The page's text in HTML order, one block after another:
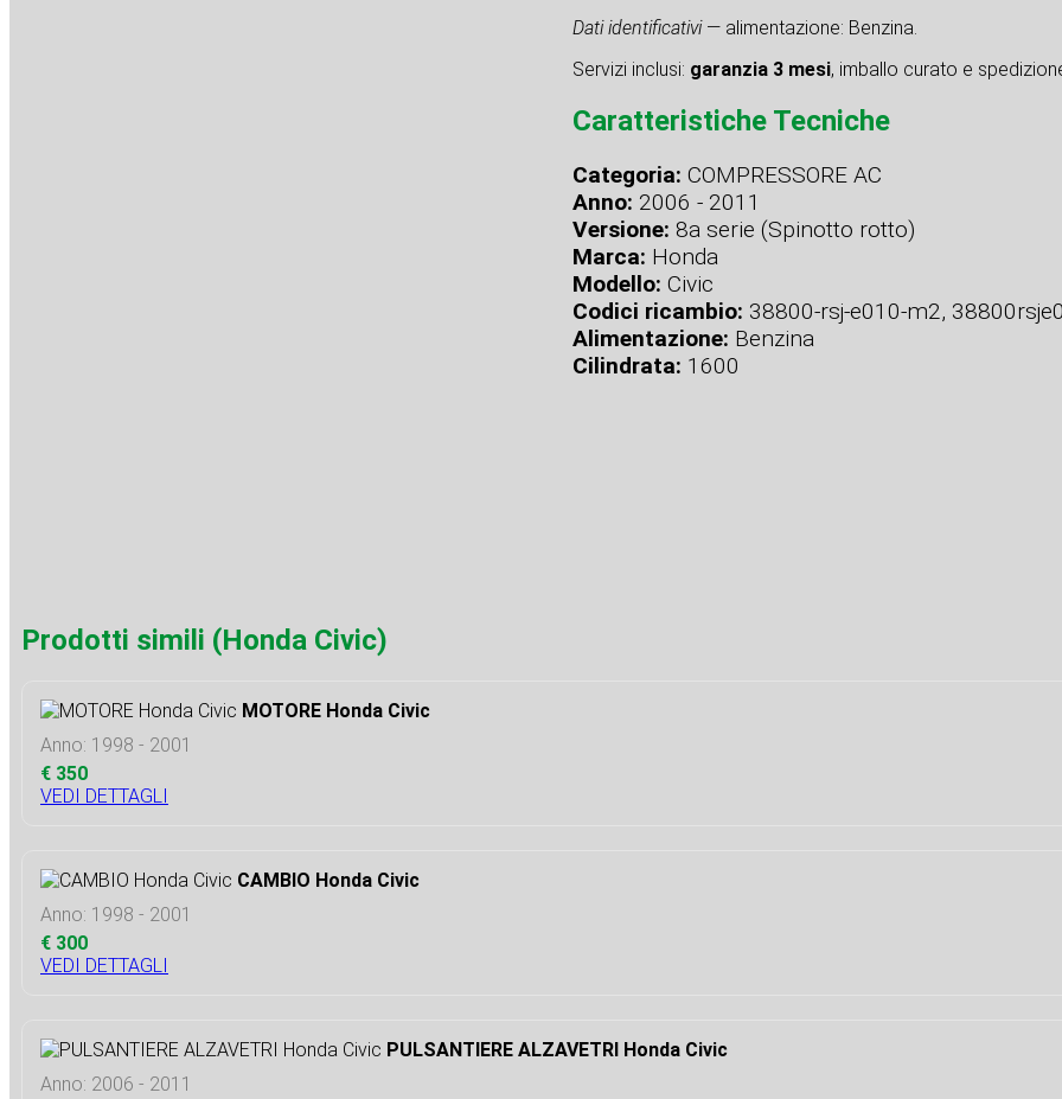
Dati identificativi— alimentazione: Benzina.
Servizi inclusi: garanzia 3 mesi, imballo curato e
Caratteristiche Tecniche
Categoria: COMPRESSORE AC
Anno: 2006 - 2011
Versione: 8a serie (Spinotto rotto)
Marca: Honda
Modello: Civic
Codici ricambio: 38800-rsj-e010-m2,
Alimentazione: Benzina
Cilindrata: 1600
Prodotti simili (Honda Civic)
MOTORE Honda Civic
Anno: 1998 - 2001
€ 350
VEDI DETTAGLI
CAMBIO Honda Civic
Anno: 1998 - 2001
€ 300
VEDI DETTAGLI
PULSANTIERE ALZAVETRI Honda Civic
Anno: 2006 - 2011